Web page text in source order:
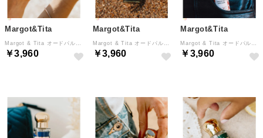
Margot&Tita
￥3,960
Margot&Tita
￥3,960
Margot&Tita
￥3,960